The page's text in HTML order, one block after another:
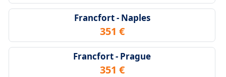
Francfort - Naples
351 €
Francfort - Prague
351 €